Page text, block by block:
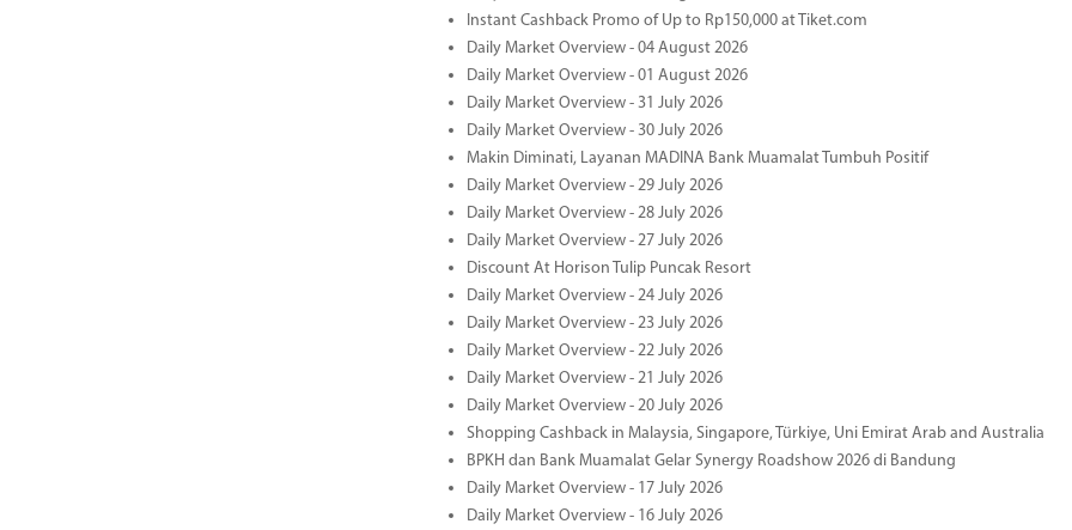
Instant Cashback Promo of Up to Rp150,000 at Tiket.com
Daily Market Overview - 04 August 2026
Daily Market Overview - 01 August 2026
Daily Market Overview - 31 July 2026
Daily Market Overview - 30 July 2026
Makin Diminati, Layanan MADINA Bank Muamalat Tumbuh Positif
Daily Market Overview - 29 July 2026
Daily Market Overview - 28 July 2026
Daily Market Overview - 27 July 2026
Discount At Horison Tulip Puncak Resort
Daily Market Overview - 24 July 2026
Daily Market Overview - 23 July 2026
Daily Market Overview - 22 July 2026
Daily Market Overview - 21 July 2026
Daily Market Overview - 20 July 2026
Shopping Cashback in Malaysia, Singapore, Türkiye, Uni Emirat Arab and Australia
BPKH dan Bank Muamalat Gelar Synergy Roadshow 2026 di Bandung
Daily Market Overview - 17 July 2026
Daily Market Overview - 16 July 2026